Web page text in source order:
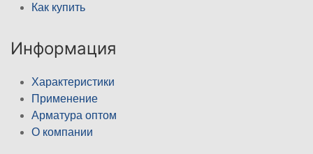
Как купить
Информация
Характеристики
Применение
Арматура оптом
О компании